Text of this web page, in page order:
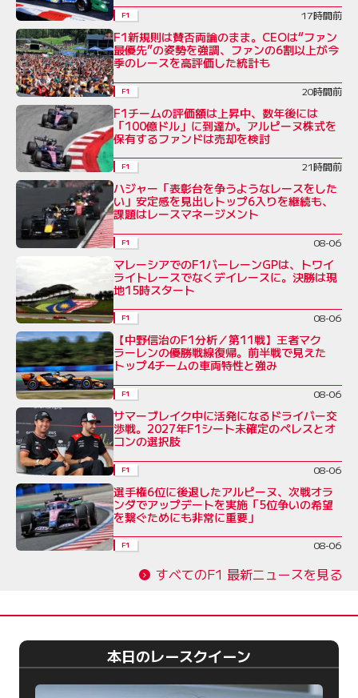
F1 17時間前
F1新規則は賛否両論のまま。CEOは“ファン
最優先”の姿勢を強調、ファンの6割以上が今
季のレースを高評価した統計も
F1 20時間前
F1チームの評価額は上昇中、数年後には
「100億ドル」に到達か。アルピーヌ株式を
保有するファンドは売却を検討
F1 21時間前
ハジャー「表彰台を争うようなレースをした
い」安定感を見出しトップ6入りを継続も、
課題はレースマネージメント
F1 08-06
マレーシアでのF1バーレーンGPは、トワイ
ライトレースでなくデイレースに。決勝は現
地15時スタート
F1 08-06
【中野信治のF1分析／第11戦】王者マク
ラーレンの優勝戦線復帰。前半戦で見えた
トップ4チームの車両特性と強み
F1 08-06
サマーブレイク中に活発になるドライバー交
渉戦。2027年F1シート未確定のペレスとオ
コンの選択肢
F1 08-06
選手権6位に後退したアルピーヌ、次戦オラ
ンダでアップデートを実施「5位争いの希望
を繋ぐためにも非常に重要」
F1 08-06
すべてのF1 最新ニュースを見る
本日のレースクイーン